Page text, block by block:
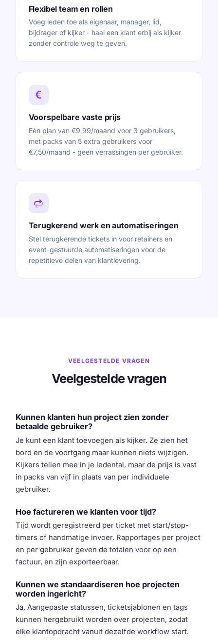
Flexibel team en rollen
Voeg leden toe als eigenaar, manager, lid,
bijdrager of kijker - haal een klant erbij als kijker
zonder controle weg te geven.
Voorspelbare vaste prijs
Eén plan van €9,99/maand voor 3 gebruikers,
met packs van 5 extra gebruikers voor
€7,50/maand - geen verrassingen per gebruiker.
Terugkerend werk en automatiseringen
Stel terugkerende tickets in voor retainers en
event-gestuurde automatiseringen voor de
repetitieve delen van klantlevering.
VEELGESTELDE VRAGEN
Veelgestelde vragen
Kunnen klanten hun project zien zonder
betaalde gebruiker?
Je kunt een klant toevoegen als kijker. Ze zien het
bord en de voortgang maar kunnen niets wijzigen.
Kijkers tellen mee in je ledental, maar de prijs is vast
in packs van vijf in plaats van per individuele
gebruiker.
Hoe factureren we klanten voor tijd?
Tijd wordt geregistreerd per ticket met start/stop-
timers of handmatige invoer. Rapportages per project
en per gebruiker geven de totalen voor op een
factuur, en zijn exporteerbaar.
Kunnen we standaardiseren hoe projecten
worden ingericht?
Ja. Aangepaste statussen, ticketsjablonen en tags
kunnen hergebruikt worden over projecten, zodat
elke klantopdracht vanuit dezelfde workflow start.